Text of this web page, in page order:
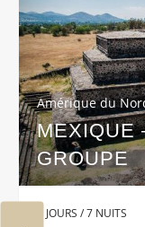
Amérique du
MEXIQUE
GROUPE
9 JOURS / 7 NUITS